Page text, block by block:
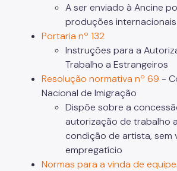
A ser enviado à Ancine
produções internacionais
Portaria nº 132
Instruções para a
Trabalho a Estrangeiros
Resolução normativa nº 69 -
Nacional de Imigração
Dispõe sobre a
autorização de trabalho
condição de artista, sem
empregatício
Normas para a vinda de